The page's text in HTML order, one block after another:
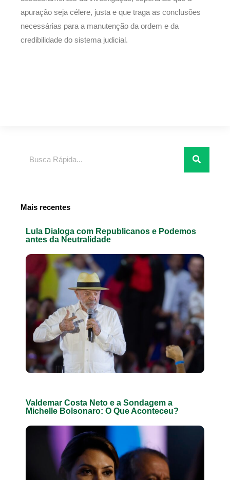
apuração seja célere, justa e que traga as conclusões
necessárias para a manutenção da ordem e da
credibilidade do sistema judicial.
Mais recentes
Lula Dialoga com Republicanos e Podemos
antes da Neutralidade
Valdemar Costa Neto e a Sondagem a
Michelle Bolsonaro: O Que Aconteceu?